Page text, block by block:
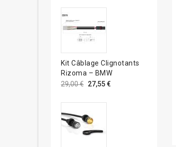
Kit Câblage Clignotants
Rizoma – BMW
29,00 € 27,55 €